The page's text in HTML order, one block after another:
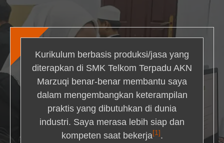
Kurikulum berbasis produksi/jasa yang
diterapkan di SMK Telkom Terpadu AKN
Marzuqi benar-benar membantu saya
dalam mengembangkan keterampilan
praktis yang dibutuhkan di dunia
industri. Saya merasa lebih siap dan
kompeten saat bekerja[1] .